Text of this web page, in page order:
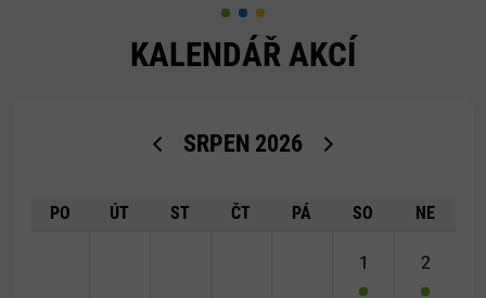
KALENDÁŘ AKCÍ
<Dříve
SRPEN 2026
PO ÚT ST ČT PÁ SO NE
1 2